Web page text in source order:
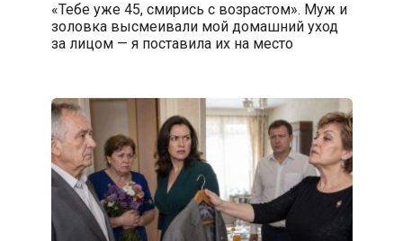
«Тебе уже 45, смирись с возрастом». Муж и
золовка высмеивали мой домашний уход
за лицом — я поставила их на место